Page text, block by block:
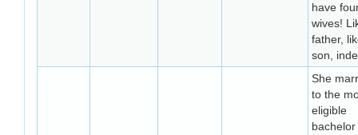
have
wives!
father,
son,
She
to the
eligible
bachelor